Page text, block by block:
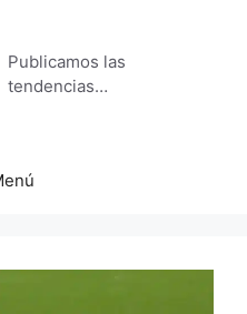
Publicamos las
tendencias…